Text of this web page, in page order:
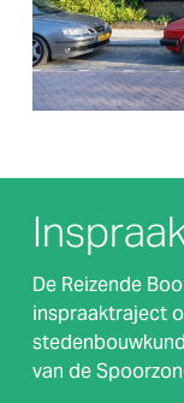
De Reizende
inspraaktraject
van de